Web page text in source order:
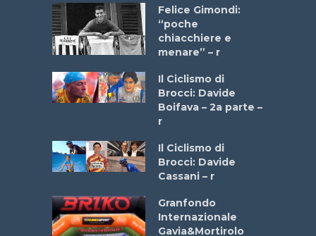
Felice Gimondi:
“poche
chiacchiere e
menare” – r
Il Ciclismo di
Brocci: Davide
Boifava – 2a parte –
r
Il Ciclismo di
Brocci: Davide
Cassani – r
Granfondo
Internazionale
Gavia&Mortirolo